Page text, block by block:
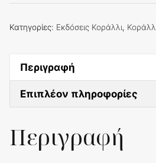
Κατηγορίες: Εκδόσεις Κοράλλι,
Περιγραφή
Επιπλέον πληροφορίες
Περιγραφή